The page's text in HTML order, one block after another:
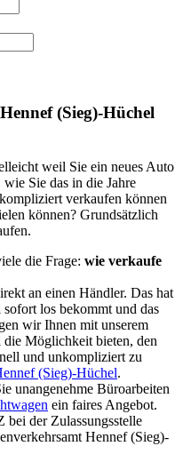
(Sieg)-Hüchel
weil Sie ein neues Auto
Sie das in die Jahre
verkaufen können
können? Grundsätzlich
die Frage: wie verkaufe
an einen Händler. Das hat
los bekommt und das
wir Ihnen mit unserem
Möglichkeit bieten, den
und unkompliziert zu
(Sieg)-Hüchel.
unangenehme Büroarbeiten
ein faires Angebot.
der Zulassungsstelle
Hennef (Sieg)-